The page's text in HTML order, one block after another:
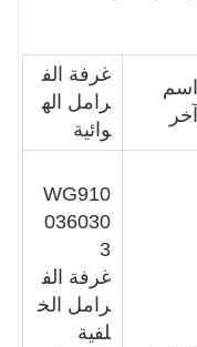
اسم
آخر
غرفة الف
رامل اله
وائية
WG910
036030
3
غرفة الف
رامل الخ
لفية